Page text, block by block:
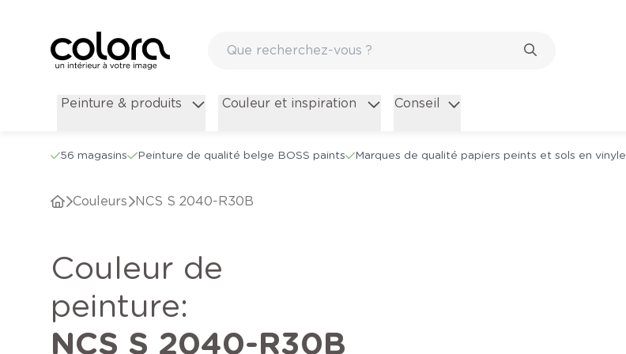
Peinture & produits Couleur et inspiration Conseil
56 magasins Peinture de qualité belge BOSS paints Marques de qualité papiers peints et sols en vinyle
Couleurs NCS S 2040-R30B
Couleur de
peinture:
NCS S 2040-R30B